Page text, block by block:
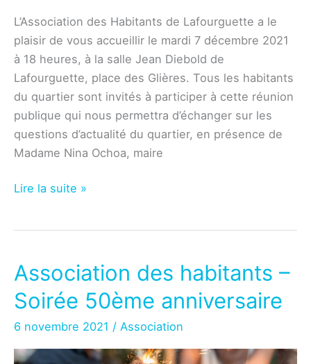
L’Association des Habitants de Lafourguette a le
plaisir de vous accueillir le mardi 7 décembre 2021
à 18 heures, à la salle Jean Diebold de
Lafourguette, place des Glières. Tous les habitants
du quartier sont invités à participer à cette réunion
publique qui nous permettra d’échanger sur les
questions d’actualité du quartier, en présence de
Madame Nina Ochoa, maire
Association
du
mardi
7
décembre
Lire la suite »
Association des habitants –
Soirée 50ème anniversaire
6 novembre 2021 / Association